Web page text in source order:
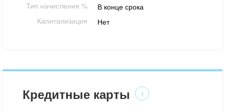
Тип начисления %
В конце срока
Капитализация
Нет
Кредитные карты 1